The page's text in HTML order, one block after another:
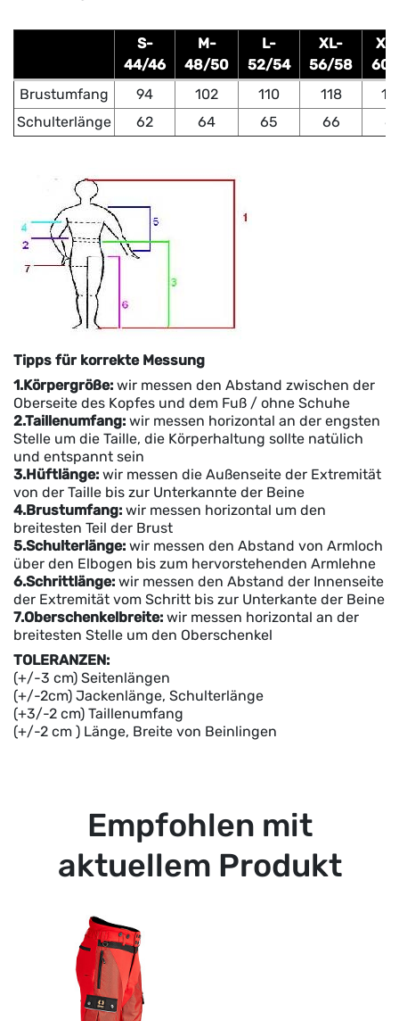
S-
44/46
M-
48/50
L-
52/54
XL-
56/58
60/
Brustumfang
94 102 110 118
Schulterlänge
62 64 65 66
Tipps für korrekte Messung
1.Körpergröße: wir messen den Abstand zwischen der
Oberseite des Kopfes und dem Fuß / ohne Schuhe
2.Taillenumfang: wir messen horizontal an der engsten
Stelle um die Taille, die Körperhaltung sollte natülich
und entspannt sein
3.Hüftlänge: wir messen die Außenseite der Extremität
von der Taille bis zur Unterkannte der Beine
4.Brustumfang: wir messen horizontal um den
breitesten Teil der Brust
5.Schulterlänge: wir messen den Abstand von Armloch
über den Elbogen bis zum hervorstehenden Armlehne
6.Schrittlänge: wir messen den Abstand der Innenseite
der Extremität vom Schritt bis zur Unterkante der Beine
7.Oberschenkelbreite: wir messen horizontal an der
breitesten Stelle um den Oberschenkel
TOLERANZEN:
(+/-3 cm) Seitenlängen
(+/-2cm) Jackenlänge, Schulterlänge
(+3/-2 cm) Taillenumfang
(+/-2 cm ) Länge, Breite von Beinlingen
Empfohlen mit
aktuellem Produkt